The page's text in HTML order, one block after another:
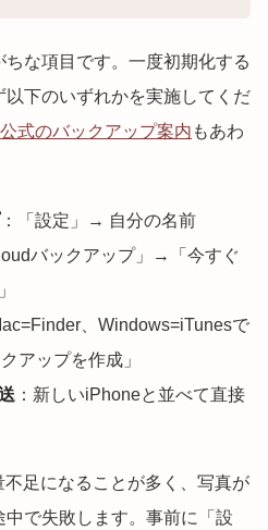
な項目です。一度初期化する
下のいずれかを実施してくだ
式のバックアップ案内 もあわ
：「設定」→ 自分の名前
バックアップ」→「今すぐ
、Windows=iTunesで
アップを作成」
：新しいiPhoneと並べて直接
足になることが多く、写真が
で失敗します。事前に「設